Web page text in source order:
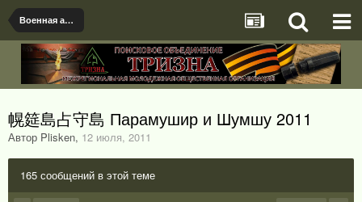
Военная археология
幌筵島占守島 Парамушир и Шумшу 2011
Автор Plisken, 12 июля, 2011
165 сообщений в этой теме